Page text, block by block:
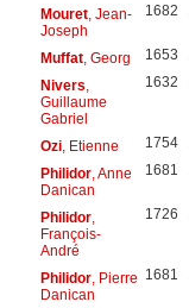
Mouret, Jean-
Joseph
1682
Muffat, Georg 1653
Nivers
Guillaume
Gabriel
1632
Ozi, Etienne 1754
Philidor, Anne
Danican
1681
Philidor,
François-
André
1726
Philidor, Pierre
Danican
1681